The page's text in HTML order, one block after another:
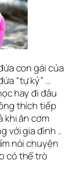
con gái của
“tự kỷ” …
hay đi đâu
thích tiếp
khi ăn cơm
với gia đình ..
nói chuyện
có thể trò